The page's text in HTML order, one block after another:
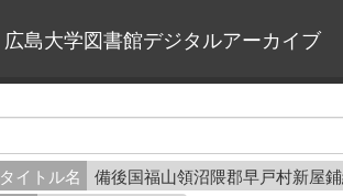
広島大学図書館デジタルアーカイブ
タイトル名
備後国福山領沼隈郡早戸村新屋